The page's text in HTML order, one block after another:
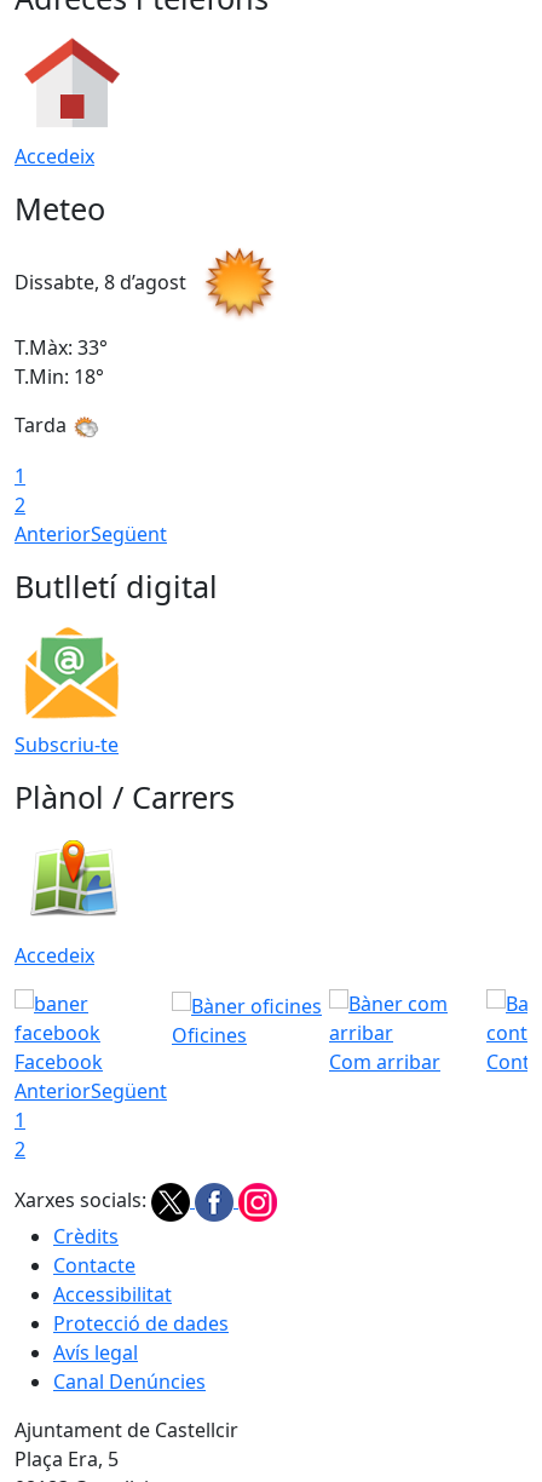
Accedeix
Meteo
Dissabte, 8 d’agost
T.Màx: 33°
T.Min: 18°
Tarda
1
2
AnteriorSegüent
Butlletí digital
Subscriu-te
Plànol / Carrers
Accedeix
Facebook
Oficines
Com arribar
AnteriorSegüent
1
2
Xarxes socials:
Crèdits
Contacte
Accessibilitat
Protecció de dades
Avís legal
Canal Denúncies
Ajuntament de Castellcir
Plaça Era, 5